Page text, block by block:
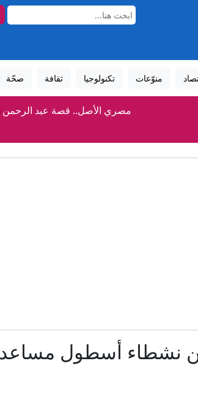
منوّعات تكنولوجيا ثقافة صحّة
مصري الأصل.. قصة عبد الرحمن
ترامب كان على متن "مارين وان"
الشيباني يؤكد من أنقرة العمل على